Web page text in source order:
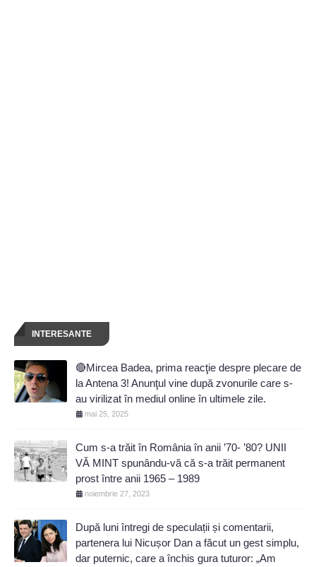
INTERESANTE
🔴Mircea Badea, prima reacţie despre plecare de
la Antena 3! Anunţul vine după zvonurile care s-
au virilizat în mediul online în ultimele zile.
mai 25, 2025
Cum s-a trăit în România în anii ’70- ’80? UNII
VĂ MINT spunându-vă că s-a trăit permanent
prost între anii 1965 – 1989
noiembrie 27, 2023
După luni întregi de speculații și comentarii,
partenera lui Nicușor Dan a făcut un gest simplu,
dar puternic, care a închis gura tuturor: „Am